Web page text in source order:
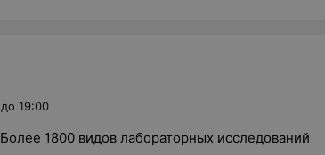
до 19:00
Более 1800 видов лабораторных исследований